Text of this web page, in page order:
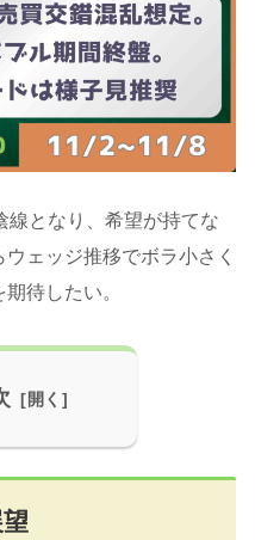
線となり、希望が持てな
ェッジ推移でボラ小さく
待したい。